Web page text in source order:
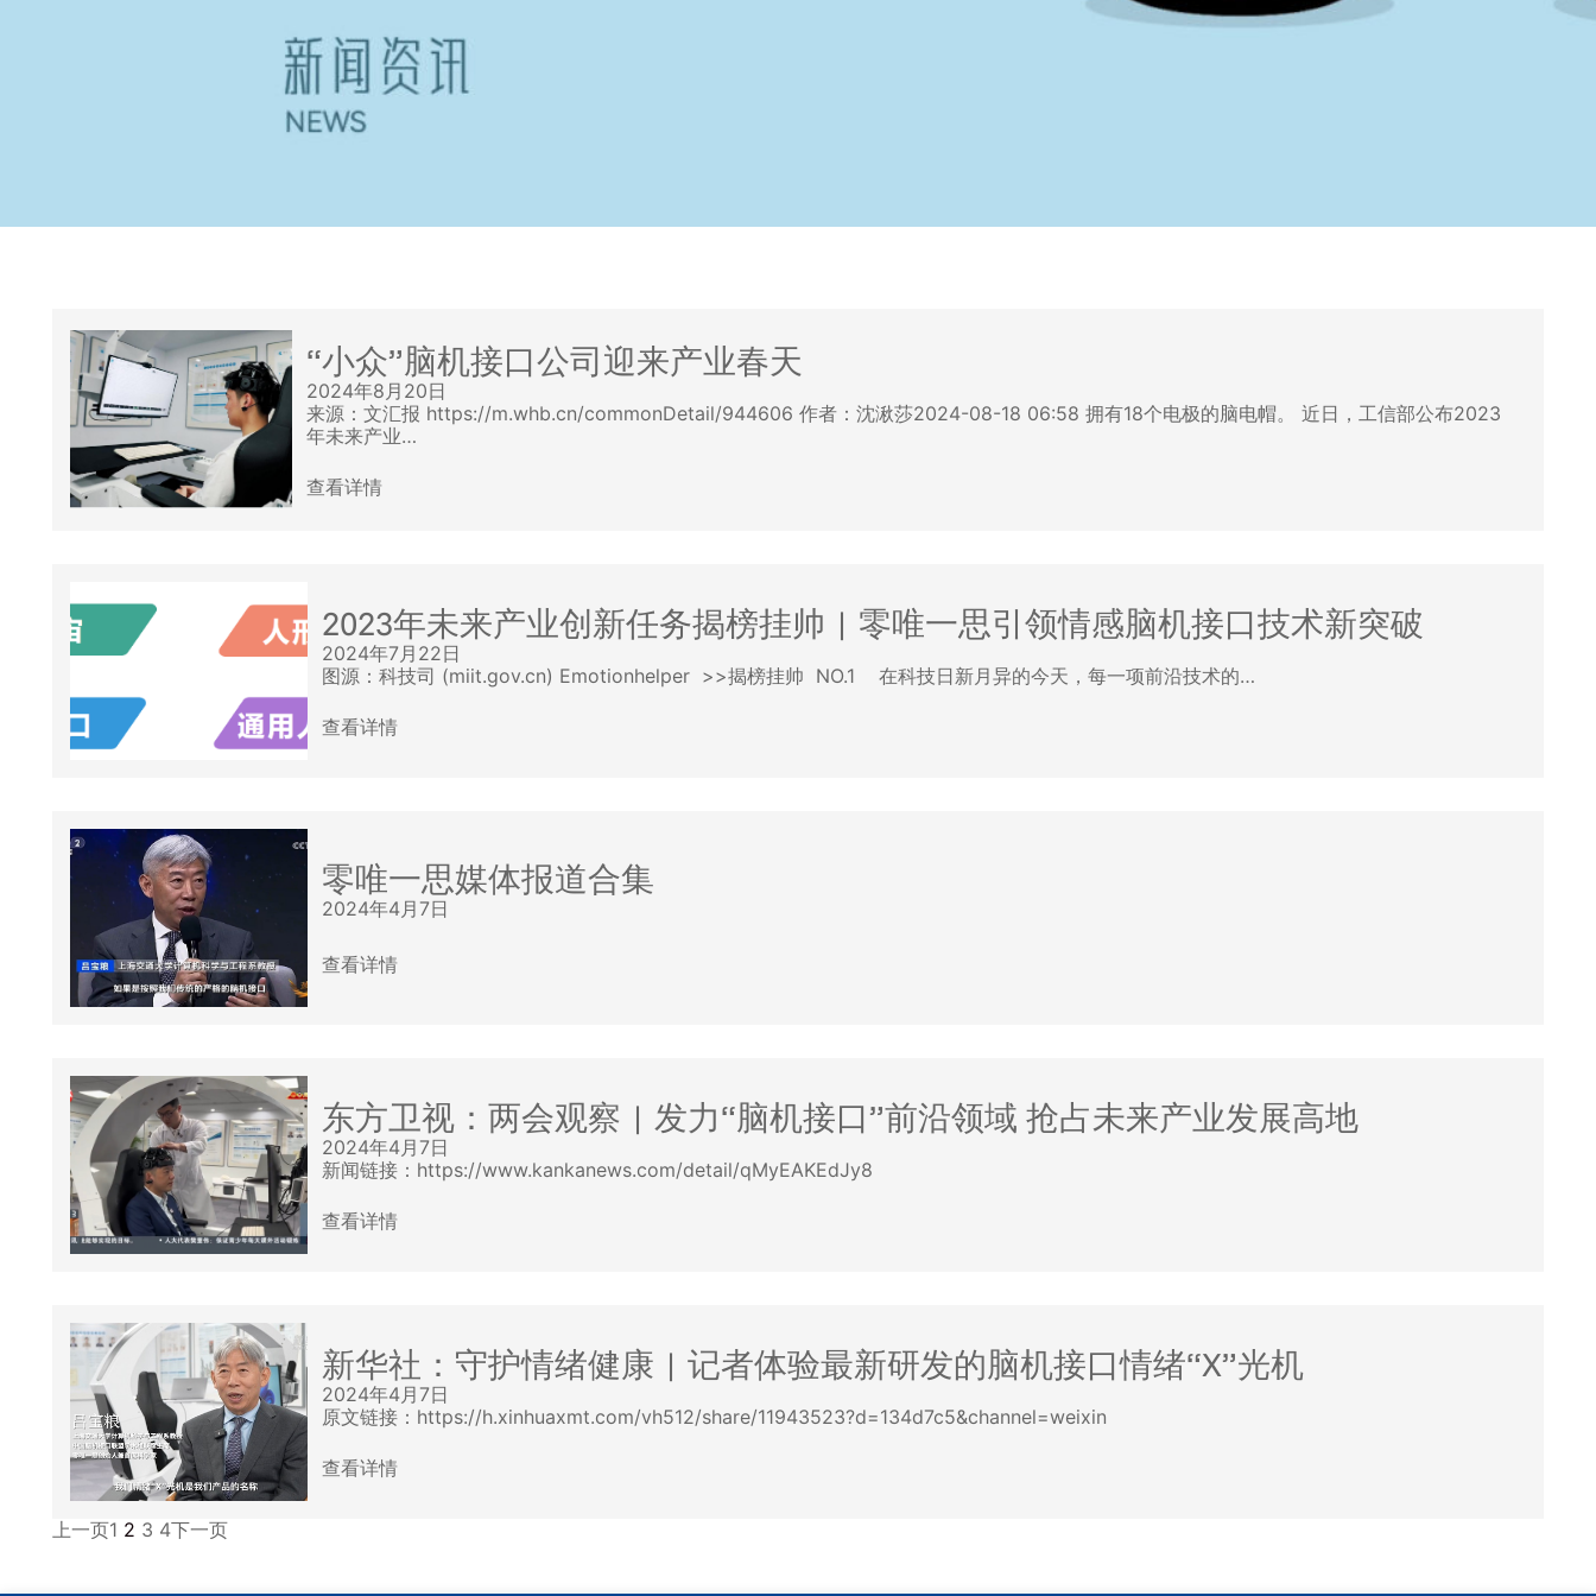
“小众”脑机接口公司迎来产业春天
2024年8月20日
来源：文汇报 https://m.whb.cn/commonDetail/944606 作者：沈湫莎2024-08-18 06:58 拥有18个电极的脑电帽。 近日，工信部公布2023
年未来产业…
查看详情
2023年未来产业创新任务揭榜挂帅 | 零唯一思引领情感脑机接口技术新突破
2024年7月22日
图源：科技司 (miit.gov.cn) Emotionhelper >>揭榜挂帅 NO.1 在科技日新月异的今天，每一项前沿技术的…
查看详情
零唯一思媒体报道合集
2024年4月7日
查看详情
东方卫视：两会观察 | 发力“脑机接口”前沿领域 抢占未来产业发展高地
2024年4月7日
新闻链接：https://www.kankanews.com/detail/qMyEAKEdJy8
查看详情
新华社：守护情绪健康 | 记者体验最新研发的脑机接口情绪“X”光机
2024年4月7日
原文链接：https://h.xinhuaxmt.com/vh512/share/11943523?d=134d7c5&channel=weixin
查看详情
上一页1 2 3 4下一页